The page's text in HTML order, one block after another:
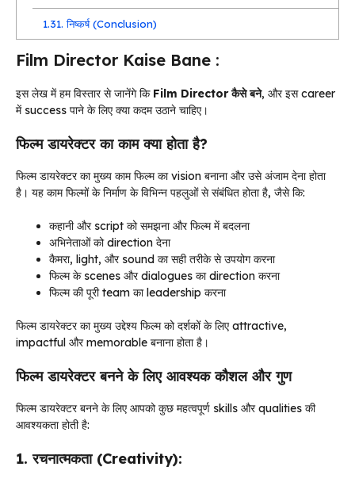
1.31. निष्कर्ष (Conclusion)
Film Director Kaise Bane :
इस लेख में हम विस्तार से जानेंगे कि Film Director कैसे बने, और इस career
में success पाने के लिए क्या कदम उठाने चाहिए।
फिल्म डायरेक्टर का काम क्या होता है?
फिल्म डायरेक्टर का मुख्य काम फिल्म का vision बनाना और उसे अंजाम देना होता
है। यह काम फिल्मों के निर्माण के विभिन्न पहलुओं से संबंधित होता है, जैसे कि:
कहानी और script को समझना और फिल्म में बदलना
अभिनेताओं को direction देना
कैमरा, light, और sound का सही तरीके से उपयोग करना
फिल्म के scenes और dialogues का direction करना
फिल्म की पूरी team का leadership करना
फिल्म डायरेक्टर का मुख्य उद्देश्य फिल्म को दर्शकों के लिए attractive,
impactful और memorable बनाना होता है।
फिल्म डायरेक्टर बनने के लिए आवश्यक कौशल और गुण
फिल्म डायरेक्टर बनने के लिए आपको कुछ महत्वपूर्ण skills और qualities की
आवश्यकता होती है:
1. रचनात्मकता (Creativity):